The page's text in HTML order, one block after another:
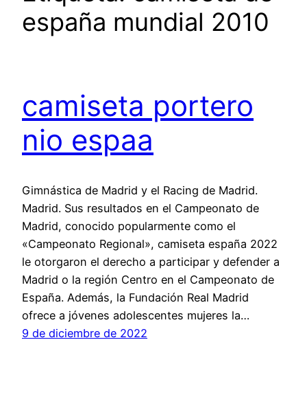
españa mundial 2010
camiseta portero
nio espaa
Gimnástica de Madrid y el Racing de Madrid.
Madrid. Sus resultados en el Campeonato de
Madrid, conocido popularmente como el
«Campeonato Regional», camiseta españa 2022
le otorgaron el derecho a participar y defender a
Madrid o la región Centro en el Campeonato de
España. Además, la Fundación Real Madrid
ofrece a jóvenes adolescentes mujeres la…
9 de diciembre de 2022